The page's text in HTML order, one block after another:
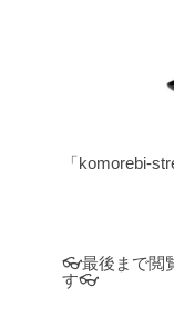
「komorebi-
👓最後まで閲
す👓